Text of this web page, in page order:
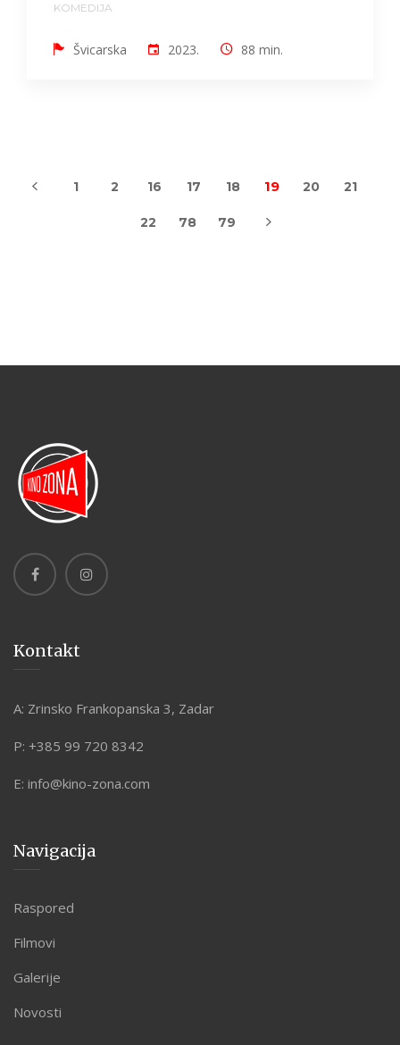
KOMEDIJA
Švicarska 2023. 88 min.
1 2 16 17 18 19 20 21
22 78 79
Kontakt
A: Zrinsko Frankopanska 3, Zadar
P: +385 99 720 8342
E: info@kino-zona.com
Navigacija
Raspored
Filmovi
Galerije
Novosti